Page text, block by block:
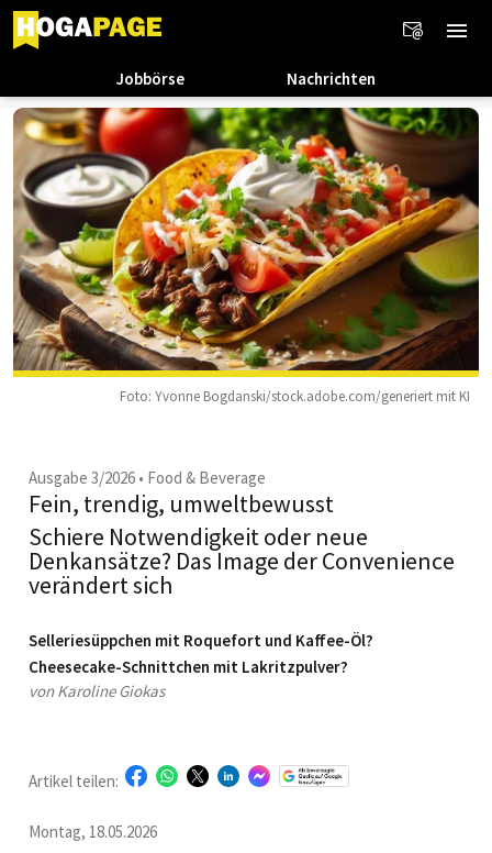
Jobbörse Nachrichten
Foto: Yvonne Bogdanski/stock.adobe.com/generiert mit KI
Ausgabe 3/2026 • Food & Beverage
Fein, trendig, umweltbewusst
Schiere Notwendigkeit oder neue
Denkansätze? Das Image der Convenience
verändert sich
Selleriesüppchen mit Roquefort und Kaffee-Öl?
Cheesecake-Schnittchen mit Lakritzpulver?
von Karoline Giokas
Montag, 18.05.2026
Artikel teilen: